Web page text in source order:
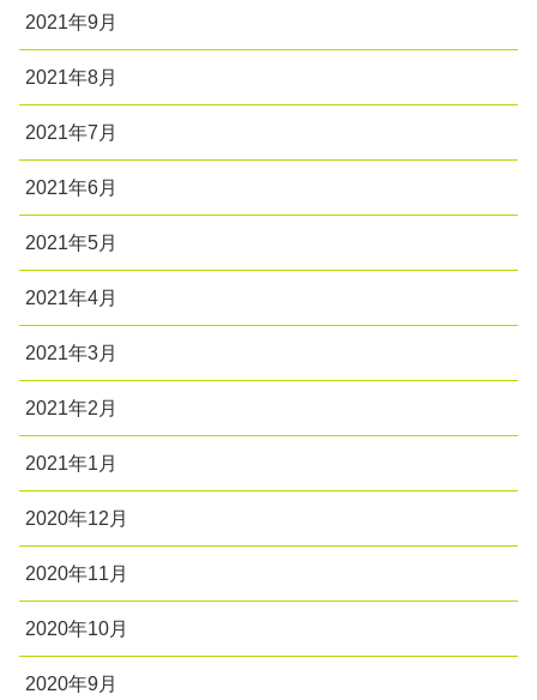
2021年9月
2021年8月
2021年7月
2021年6月
2021年5月
2021年4月
2021年3月
2021年2月
2021年1月
2020年12月
2020年11月
2020年10月
2020年9月